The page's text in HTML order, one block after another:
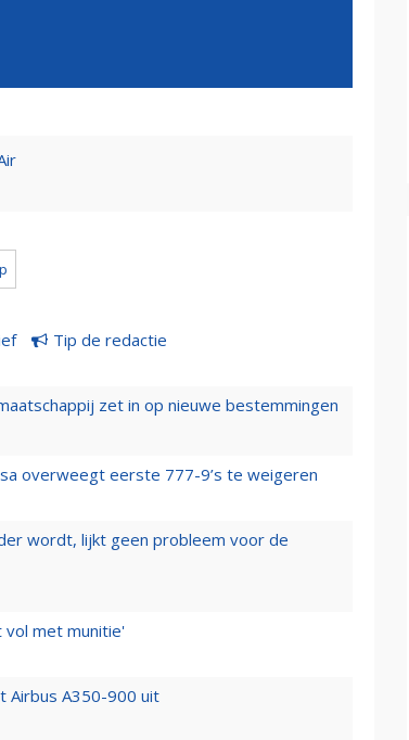
Tip de redactie
zet in op nieuwe bestemmingen
overweegt eerste 777-9’s te weigeren
wordt, lijkt geen probleem voor de
vol met munitie'
Airbus A350-900 uit